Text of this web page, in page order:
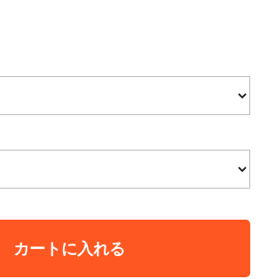
カートに入れる